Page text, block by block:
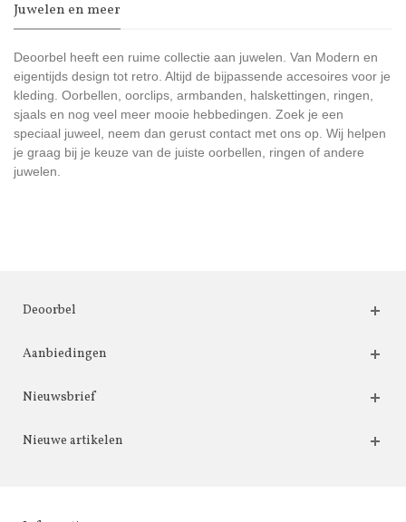
Juwelen en meer
Deoorbel heeft een ruime collectie aan juwelen. Van Modern en
eigentijds design tot retro. Altijd de bijpassende accesoires voor je
kleding. Oorbellen, oorclips, armbanden, halskettingen, ringen,
sjaals en nog veel meer mooie hebbedingen. Zoek je een
speciaal juweel, neem dan gerust contact met ons op. Wij helpen
je graag bij je keuze van de juiste oorbellen, ringen of andere
juwelen.
Deoorbel
Aanbiedingen
Nieuwsbrief
Nieuwe artikelen